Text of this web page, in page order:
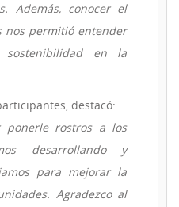
Además, conocer el
nos permitió entender
en la
destacó:
ponerle rostros a los
desarrollando y
para mejorar la
Agradezco al